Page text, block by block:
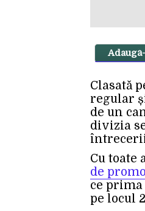
Clasată
regular
de un
divizia
Cu toate
de
ce
pe locul